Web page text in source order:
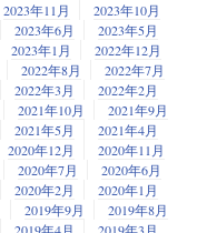
2023年11月
2023年10月
2023年6月
2023年5月
2023年1月
2022年12月
2022年8月
2022年7月
2022年3月
2022年2月
2021年10月
2021年9月
2021年5月
2021年4月
2020年12月
2020年11月
2020年7月
2020年6月
2020年2月
2020年1月
2019年9月
2019年8月